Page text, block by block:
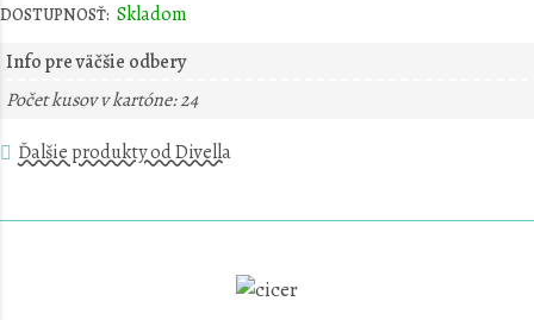
DOSTUPNOSŤ: Skladom
Info pre väčšie odbery
Počet kusov v kartóne: 24
Ďalšie produkty od Divella